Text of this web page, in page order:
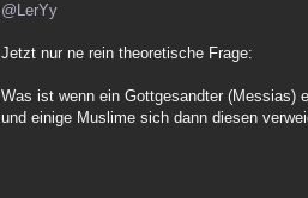
@LerYy
Jetzt nur ne rein theoretische Frage:
Was ist wenn ein Gottgesandter (Messias)
und einige Muslime sich dann diesen